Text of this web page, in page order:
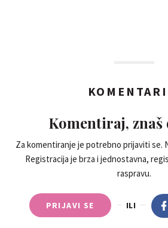
KOMENTARI
Komentiraj, znaš
Za komentiranje je potrebno prijaviti se.
Registracija je brza i jednostavna,
raspravu.
PRIJAVI SE ILI